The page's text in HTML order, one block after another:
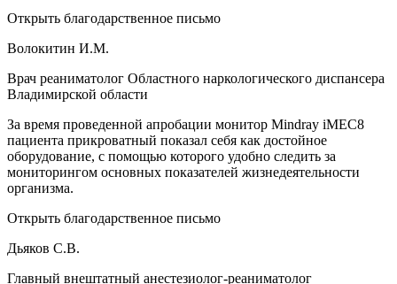
Открыть благодарственное письмо
Волокитин И.М.
Врач реаниматолог Областного наркологического диспансера
Владимирской области
За время проведенной апробации монитор Mindray iMEC8
пациента прикроватный показал себя как достойное
оборудование, с помощью которого удобно следить за
мониторингом основных показателей жизнедеятельности
организма.
Открыть благодарственное письмо
Дьяков С.В.
Главный внештатный анестезиолог-реаниматолог